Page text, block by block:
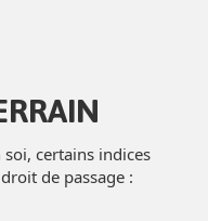
certains indices
de passage :